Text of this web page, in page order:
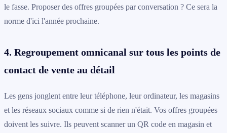
le fasse. Proposer des offres groupées par conversation ? Ce sera la
norme d'ici l'année prochaine.
4. Regroupement omnicanal sur tous les points de
contact de vente au détail
Les gens jonglent entre leur téléphone, leur ordinateur, les magasins
et les réseaux sociaux comme si de rien n'était. Vos offres groupées
doivent les suivre. Ils peuvent scanner un QR code en magasin et